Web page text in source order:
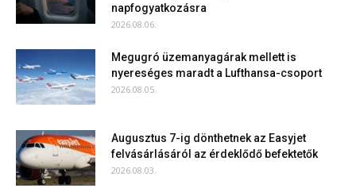
napfogyatkozásra
2026.08.06.
Megugró üzemanyagárak mellett is
nyereséges maradt a Lufthansa-csoport
2026.08.05.
Augusztus 7-ig dönthetnek az Easyjet
felvásárlásáról az érdeklődő befektetők
2026.08.03.